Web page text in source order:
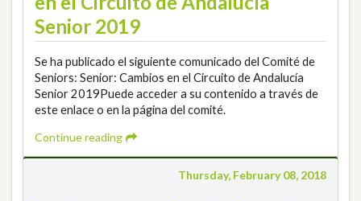
Senior 2019
Se ha publicado el siguiente comunicado del Comité de
Seniors: Senior: Cambios en el Circuito de Andalucía
Senior 2019Puede acceder a su contenido a través de
este enlace o en la página del comité.
Continue reading
Thursday, February 08, 2018